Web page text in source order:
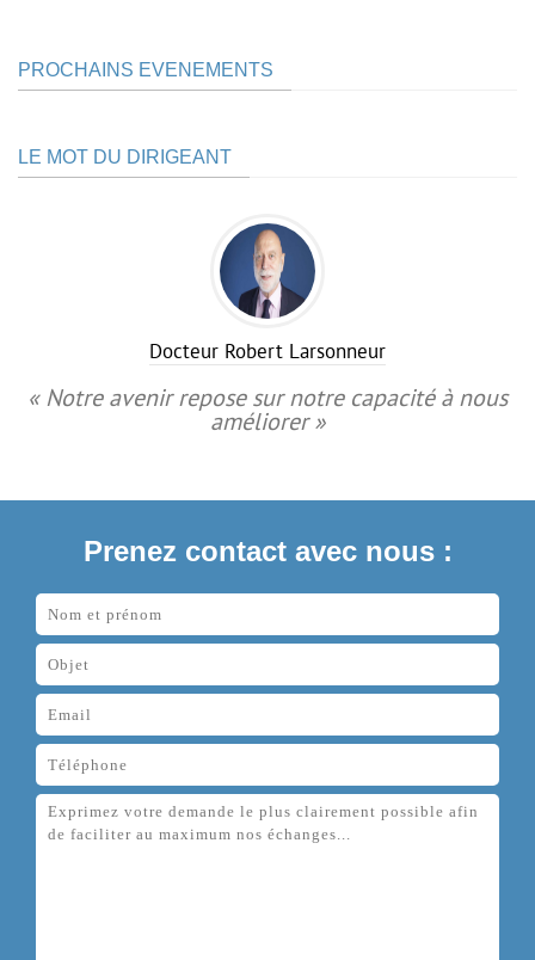
PROCHAINS EVENEMENTS
LE MOT DU DIRIGEANT
Docteur Robert Larsonneur
« Notre avenir repose sur notre capacité à nous
améliorer »
Prenez contact avec nous :